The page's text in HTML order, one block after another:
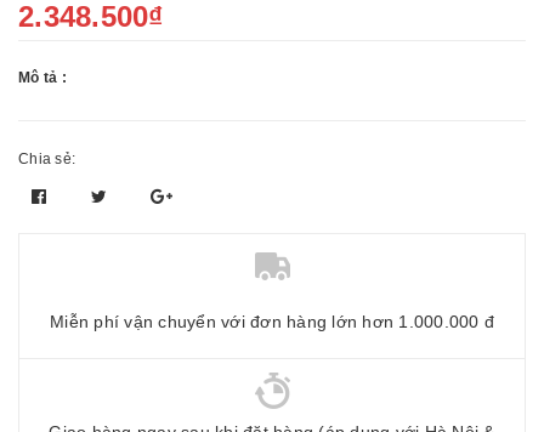
2.348.500₫
Mô tả :
Chia sẻ:
Miễn phí vận chuyển với đơn hàng lớn hơn 1.000.000 đ